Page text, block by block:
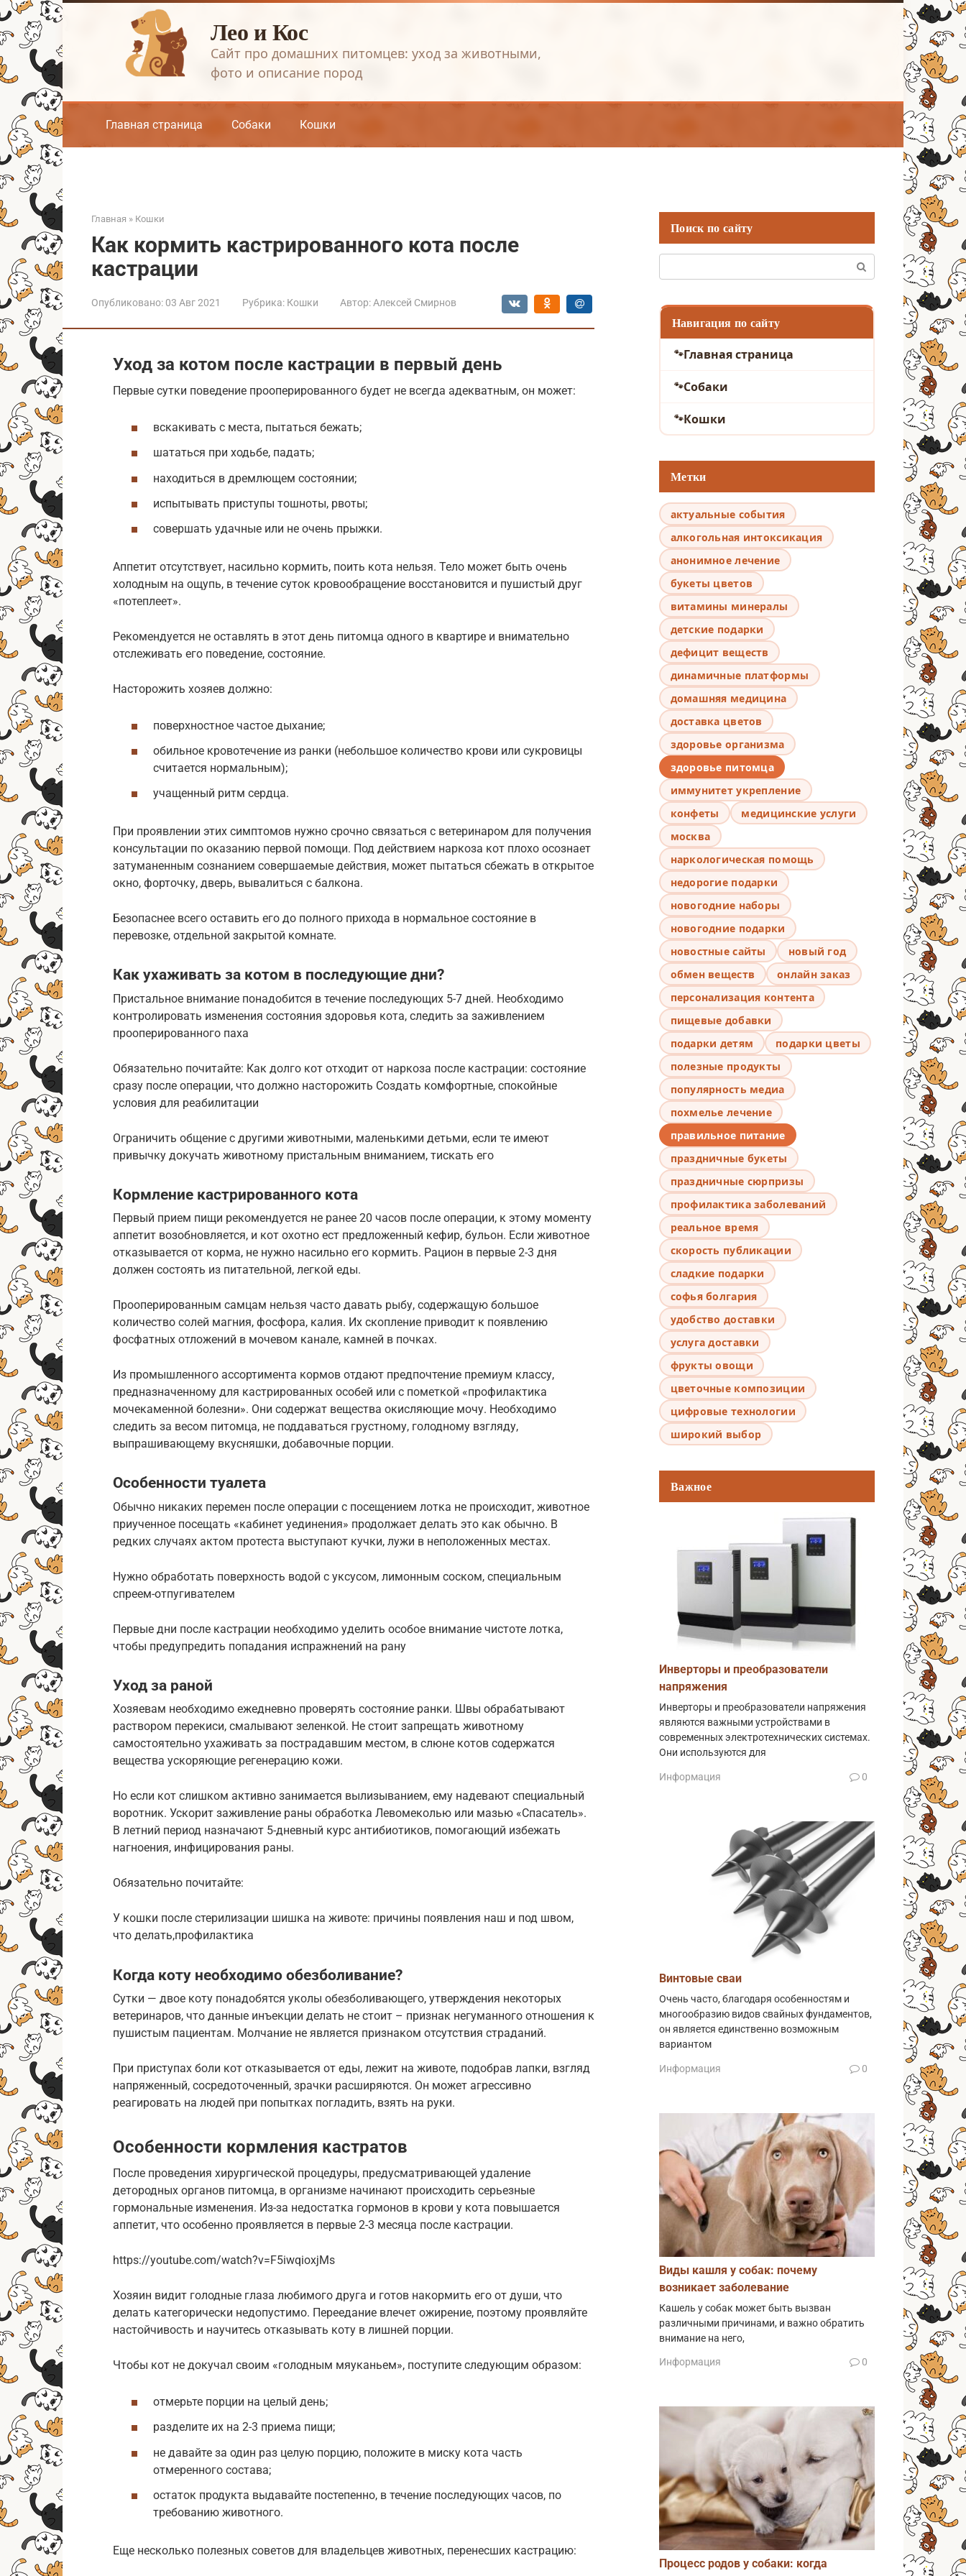
Перейти
к
контенту
Лео и Кос
Сайт про домашних питомцев: уход за животными,
фото и описание пород
Главная страница Собаки Кошки
Главная » Кошки
Как кормить кастрированного кота после
кастрации
Опубликовано: 03 Авг 2021 Рубрика: Кошки Автор: Алексей Смирнов
Уход за котом после кастрации в первый день
Первые сутки поведение прооперированного будет не всегда адекватным, он может:
вскакивать с места, пытаться бежать;
шататься при ходьбе, падать;
находиться в дремлющем состоянии;
испытывать приступы тошноты, рвоты;
совершать удачные или не очень прыжки.
Аппетит отсутствует, насильно кормить, поить кота нельзя. Тело может быть очень
холодным на ощупь, в течение суток кровообращение восстановится и пушистый друг
«потеплеет».
Рекомендуется не оставлять в этот день питомца одного в квартире и внимательно
отслеживать его поведение, состояние.
Насторожить хозяев должно:
поверхностное частое дыхание;
обильное кровотечение из ранки (небольшое количество крови или сукровицы
считается нормальным);
учащенный ритм сердца.
При проявлении этих симптомов нужно срочно связаться с ветеринаром для получения
консультации по оказанию первой помощи. Под действием наркоза кот плохо осознает
затуманенным сознанием совершаемые действия, может пытаться сбежать в открытое
окно, форточку, дверь, вывалиться с балкона.
Безопаснее всего оставить его до полного прихода в нормальное состояние в
перевозке, отдельной закрытой комнате.
Как ухаживать за котом в последующие дни?
Пристальное внимание понадобится в течение последующих 5-7 дней. Необходимо
контролировать изменения состояния здоровья кота, следить за заживлением
прооперированного паха
Обязательно почитайте: Как долго кот отходит от наркоза после кастрации: состояние
сразу после операции, что должно насторожить Создать комфортные, спокойные
условия для реабилитации
Ограничить общение с другими животными, маленькими детьми, если те имеют
привычку докучать животному пристальным вниманием, тискать его
Кормление кастрированного кота
Первый прием пищи рекомендуется не ранее 20 часов после операции, к этому моменту
аппетит возобновляется, и кот охотно ест предложенный кефир, бульон. Если животное
отказывается от корма, не нужно насильно его кормить. Рацион в первые 2-3 дня
должен состоять из питательной, легкой еды.
Прооперированным самцам нельзя часто давать рыбу, содержащую большое
количество солей магния, фосфора, калия. Их скопление приводит к появлению
фосфатных отложений в мочевом канале, камней в почках.
Из промышленного ассортимента кормов отдают предпочтение премиум классу,
предназначенному для кастрированных особей или с пометкой «профилактика
мочекаменной болезни». Они содержат вещества окисляющие мочу. Необходимо
следить за весом питомца, не поддаваться грустному, голодному взгляду,
выпрашивающему вкусняшки, добавочные порции.
Особенности туалета
Обычно никаких перемен после операции с посещением лотка не происходит, животное
приученное посещать «кабинет уединения» продолжает делать это как обычно. В
редких случаях актом протеста выступают кучки, лужи в неположенных местах.
Нужно обработать поверхность водой с уксусом, лимонным соском, специальным
спреем-отпугивателем
Первые дни после кастрации необходимо уделить особое внимание чистоте лотка,
чтобы предупредить попадания испражнений на рану
Уход за раной
Хозяевам необходимо ежедневно проверять состояние ранки. Швы обрабатывают
раствором перекиси, смалывают зеленкой. Не стоит запрещать животному
самостоятельно ухаживать за пострадавшим местом, в слюне котов содержатся
вещества ускоряющие регенерацию кожи.
Но если кот слишком активно занимается вылизыванием, ему надевают специальный
воротник. Ускорит заживление раны обработка Левомеколью или мазью «Спасатель».
В летний период назначают 5-дневный курс антибиотиков, помогающий избежать
нагноения, инфицирования раны.
Обязательно почитайте:
У кошки после стерилизации шишка на животе: причины появления наш и под швом,
что делать,профилактика
Когда коту необходимо обезболивание?
Сутки — двое коту понадобятся уколы обезболивающего, утверждения некоторых
ветеринаров, что данные инъекции делать не стоит – признак негуманного отношения к
пушистым пациентам. Молчание не является признаком отсутствия страданий.
При приступах боли кот отказывается от еды, лежит на животе, подобрав лапки, взгляд
напряженный, сосредоточенный, зрачки расширяются. Он может агрессивно
реагировать на людей при попытках погладить, взять на руки.
Особенности кормления кастратов
После проведения хирургической процедуры, предусматривающей удаление
детородных органов питомца, в организме начинают происходить серьезные
гормональные изменения. Из-за недостатка гормонов в крови у кота повышается
аппетит, что особенно проявляется в первые 2-3 месяца после кастрации.
https://youtube.com/watch?v=F5iwqioxjMs
Хозяин видит голодные глаза любимого друга и готов накормить его от души, что
делать категорически недопустимо. Переедание влечет ожирение, поэтому проявляйте
настойчивость и научитесь отказывать коту в лишней порции.
Чтобы кот не докучал своим «голодным мяуканьем», поступите следующим образом:
отмерьте порции на целый день;
разделите их на 2-3 приема пищи;
не давайте за один раз целую порцию, положите в миску кота часть
отмеренного состава;
остаток продукта выдавайте постепенно, в течение последующих часов, по
требованию животного.
Еще несколько полезных советов для владельцев животных, перенесших кастрацию:
Поиск по сайту
Навигация по сайту
Главная страница
Собаки
Кошки
Метки
актуальные события
алкогольная интоксикация
анонимное лечение
букеты цветов
витамины минералы
детские подарки
дефицит веществ
динамичные платформы
домашняя медицина
доставка цветов
здоровье организма
здоровье питомца
иммунитет укрепление
конфеты
медицинские услуги
москва
наркологическая помощь
недорогие подарки
новогодние наборы
новогодние подарки
новостные сайты
новый год
обмен веществ
онлайн заказ
персонализация контента
пищевые добавки
подарки детям
подарки цветы
полезные продукты
популярность медиа
похмелье лечение
правильное питание
праздничные букеты
праздничные сюрпризы
профилактика заболеваний
реальное время
скорость публикации
сладкие подарки
софья болгария
удобство доставки
услуга доставки
фрукты овощи
цветочные композиции
цифровые технологии
широкий выбор
Важное
Инверторы и преобразователи
напряжения
Инверторы и преобразователи напряжения
являются важными устройствами в
современных электротехнических системах.
Они используются для
Информация 0
Винтовые сваи
Очень часто, благодаря особенностям и
многообразию видов свайных фундаментов,
он является единственно возможным
вариантом
Информация 0
Виды кашля у собак: почему
возникает заболевание
Кашель у собак может быть вызван
различными причинами, и важно обратить
внимание на него,
Информация 0
Процесс родов у собаки: когда